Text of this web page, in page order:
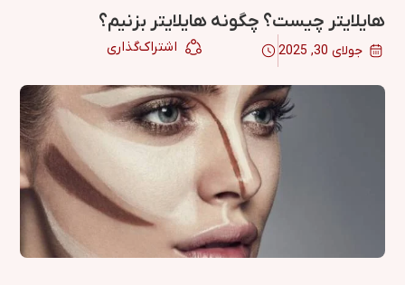
هایلایتر چیست؟ چگونه هایلایتر بزنیم؟
جولای 30, 2025 اشتراک‌گذاری